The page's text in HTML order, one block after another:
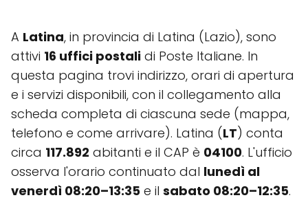
A Latina, in provincia di Latina (Lazio), sono
attivi 16 uffici postali di Poste Italiane. In
questa pagina trovi indirizzo, orari di apertura
e i servizi disponibili, con il collegamento alla
scheda completa di ciascuna sede (mappa,
telefono e come arrivare). Latina (LT) conta
circa 117.892 abitanti e il CAP è 04100. L'ufficio
osserva l'orario continuato dal lunedì al
venerdì 08:20–13:35 e il sabato 08:20–12:35.